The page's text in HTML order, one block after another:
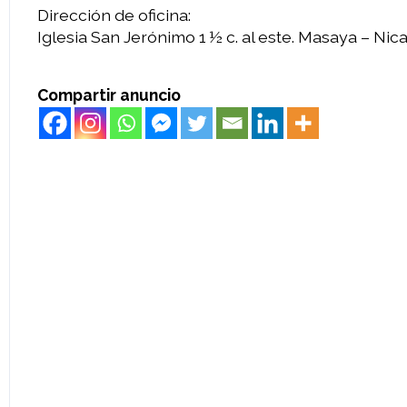
Dirección de oficina:
Iglesia San Jerónimo 1 ½ c. al este. Masaya –
Compartir anuncio